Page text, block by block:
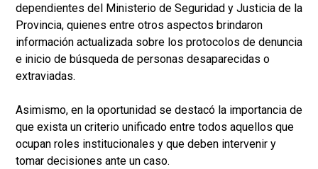
dependientes del Ministerio de Seguridad y Justicia de la
Provincia, quienes entre otros aspectos brindaron
información actualizada sobre los protocolos de denuncia
e inicio de búsqueda de personas desaparecidas o
extraviadas.
Asimismo, en la oportunidad se destacó la importancia de
que exista un criterio unificado entre todos aquellos que
ocupan roles institucionales y que deben intervenir y
tomar decisiones ante un caso.